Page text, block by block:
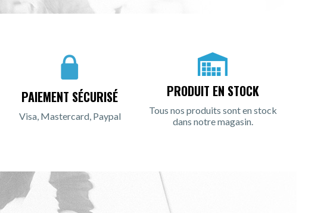
PAIEMENT SÉCURISÉ
Visa, Mastercard, Paypal
PRODUIT EN STOCK
Tous nos produits sont en stock
dans notre magasin.